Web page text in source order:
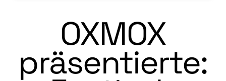
OXMOX
präsentierte: